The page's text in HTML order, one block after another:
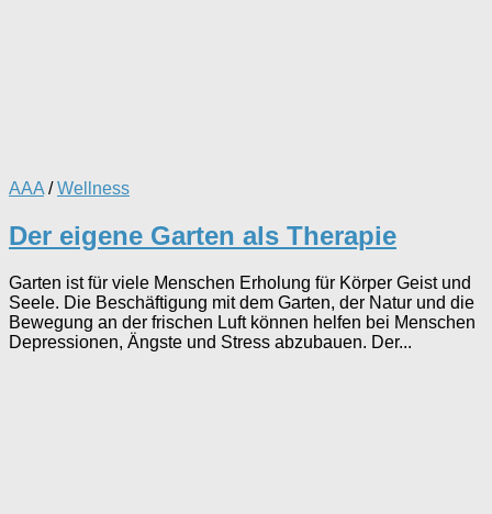
AAA /Wellness
Der eigene Garten als Therapie
Garten ist für viele Menschen Erholung für Körper Geist und
Seele. Die Beschäftigung mit dem Garten, der Natur und die
Bewegung an der frischen Luft können helfen bei Menschen
Depressionen, Ängste und Stress abzubauen. Der...